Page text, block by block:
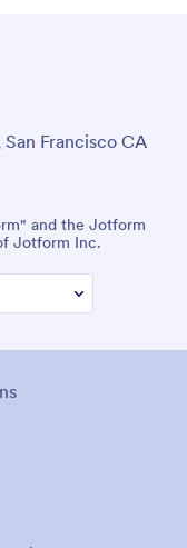
Francisco CA
and the Jotform
Jotform Inc.